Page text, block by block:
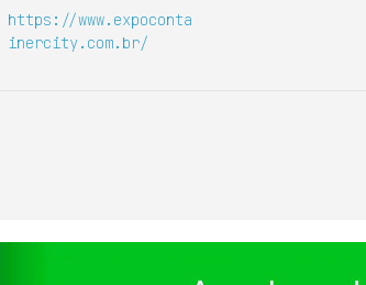
https://www.expoconta
inercity.com.br/